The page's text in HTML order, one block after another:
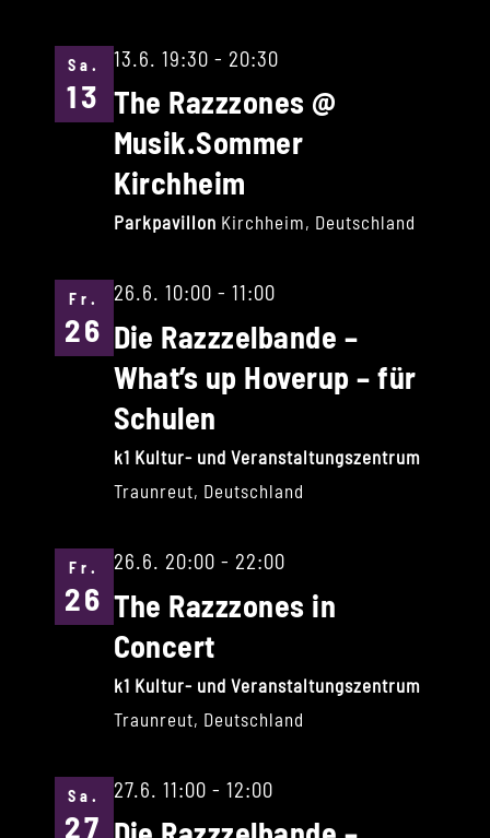
Sa.
13
13.6. 19:30 - 20:30
The Razzzones @
Musik.Sommer
Kirchheim
Parkpavillon Kirchheim, Deutschland
Fr.
26
26.6. 10:00 - 11:00
Die Razzzelbande –
What’s up Hoverup – für
Schulen
k1 Kultur- und Veranstaltungszentrum
Traunreut, Deutschland
Fr.
26
26.6. 20:00 - 22:00
The Razzzones in
Concert
k1 Kultur- und Veranstaltungszentrum
Traunreut, Deutschland
Sa.
27
27.6. 11:00 - 12:00